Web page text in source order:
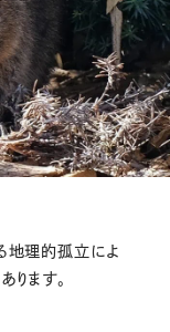
地理的孤立によ
ります。